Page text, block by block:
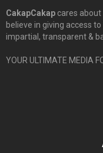
CakapCakap cares
believe in giving access
impartial, transparent &
YOUR ULTIMATE MEDIA